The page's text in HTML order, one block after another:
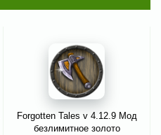
Forgotten Tales v 4.12.9 Мод
безлимитное золото